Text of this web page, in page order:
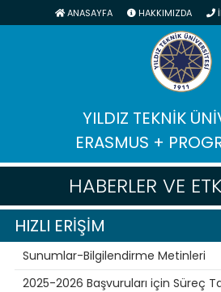
ANASAYFA HAKKIMIZDA
YILDIZ TEKNİK
ERASMUS +
HABERLER VE
HIZLI ERİŞİM
Sunumlar-Bilgilendirme Metinleri
2025-2026 Başvuruları için Süreç